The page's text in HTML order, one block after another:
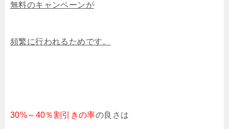
無料のキャンペーンが
頻繁に行われるためです。
30%～40％割引きの率の良さは